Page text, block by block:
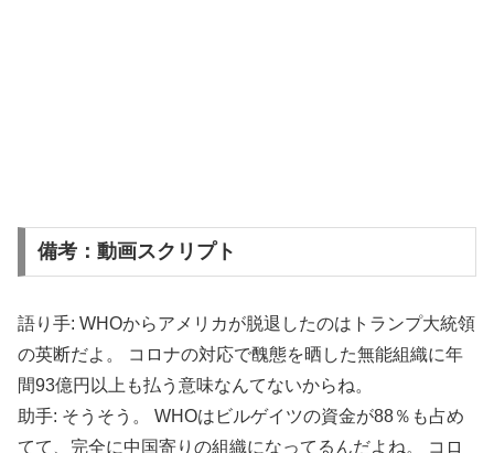
備考：動画スクリプト
語り手: WHOからアメリカが脱退したのはトランプ大統領
の英断だよ。 コロナの対応で醜態を晒した無能組織に年
間93億円以上も払う意味なんてないからね。
助手: そうそう。 WHOはビルゲイツの資金が88％も占め
てて、完全に中国寄りの組織になってるんだよね。 コロ